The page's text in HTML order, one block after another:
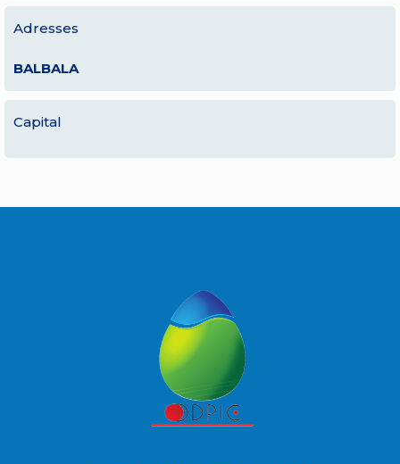
Adresses
BALBALA
Capital